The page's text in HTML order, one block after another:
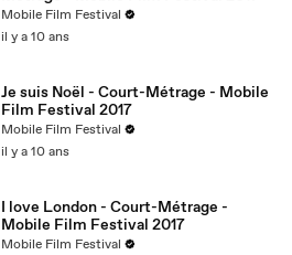
Mobile Film Festival
il y a 10 ans
Je suis Noël - Court-Métrage - Mobile
Film Festival 2017
Mobile Film Festival
il y a 10 ans
I love London - Court-Métrage -
Mobile Film Festival 2017
Mobile Film Festival